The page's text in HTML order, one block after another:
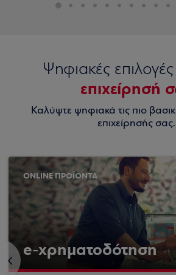
Ψηφιακές επιλογές
επιχείρησή
Καλύψτε ψηφιακά τις πιο
επιχείρησής σας.
<
ONLINE ΠΡΟΪΟΝΤΑ
e-χρηματοδότηση